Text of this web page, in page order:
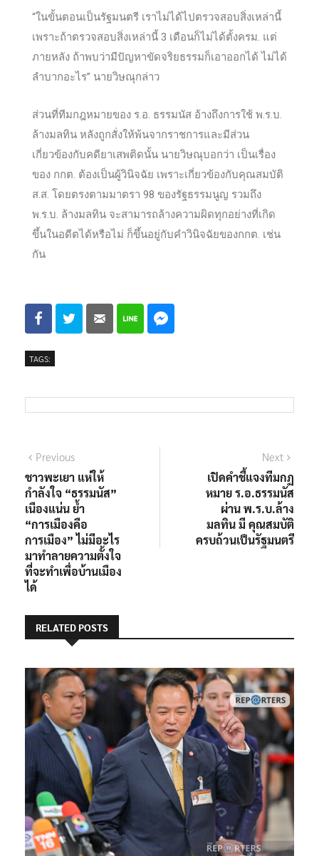
“ในขั้นตอนเป็นรัฐมนตรี เราไม่ได้ไปตรวจสอบสิ่งเหล่านี้
เพราะถ้าตรวจสอบสิ่งเหล่านี้ 3 เดือนก็ไม่ได้ตั้งครม. แต่
ภายหลัง ถ้าพบว่ามีปัญหาขัดจริยธรรมก็เอาออกได้ ไม่ได้
ลำบากอะไร” นายวิษณุกล่าว
ส่วนที่ทีมกฎหมายของ ร.อ. ธรรมนัส อ้างถึงการใช้ พ.ร.บ.
ล้างมลทิน หลังถูกสั่งให้พ้นจากราชการและมีส่วน
เกี่ยวข้องกับคดียาเสพติดนั้น นายวิษณุบอกว่า เป็นเรื่อง
ของ กกต. ต้องเป็นผู้วินิจฉัย เพราะเกี่ยวข้องกับคุณสมบัติ
ส.ส. โดยตรงตามมาตรา 98 ของรัฐธรรมนูญ รวมถึง
พ.ร.บ. ล้างมลทิน จะสามารถล้างความผิดทุกอย่างที่เกิด
ขึ้นในอดีตได้หรือไม่ ก็ขึ้นอยู่กับคำวินิจฉัยของกกต. เช่น
กัน
TAGS:
Previous
ชาวพะเยา แห่ให้
กำลังใจ “ธรรมนัส”
เนืองแน่น ย้ำ
“การเมืองคือ
การเมือง” ไม่มีอะไร
มาทำลายความตั้งใจ
ที่จะทำเพื่อบ้านเมือง
ได้
Next
เปิดคำชี้แจงทีมกฏ
หมาย ร.อ.ธรรมนัส
ผ่าน พ.ร.บ.ล้าง
มลทิน มี คุณสมบัติ
ครบถ้วนเป็นรัฐมนตรี
RELATED POSTS